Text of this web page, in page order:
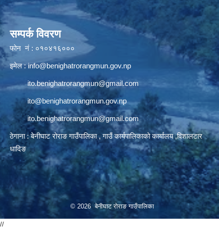
सम्पर्क विवरण
फोन नं : ०१०४१६०००
इमेल :info@benighatrorangmun.gov.np
ito.benighatrorangmun@gmail.com
ito@benighatrorangmun.gov.np
ito.benighatrorangmun@gmail.com
ठेगाना : बेनीघाट रोराङ गाउँपालिका , गाउँ कार्यपालिकाको कार्यालय ,विशालटार
धादिङ
© 2026 बेनीघाट रोराङ गाउँपालिका
//